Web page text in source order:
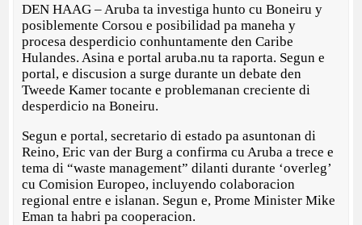
DEN HAAG – Aruba ta investiga hunto cu Boneiru y
posiblemente Corsou e posibilidad pa maneha y
procesa desperdicio conhuntamente den Caribe
Hulandes. Asina e portal aruba.nu ta raporta. Segun e
portal, e discusion a surge durante un debate den
Tweede Kamer tocante e problemanan creciente di
desperdicio na Boneiru.
Segun e portal, secretario di estado pa asuntonan di
Reino, Eric van der Burg a confirma cu Aruba a trece e
tema di “waste management” dilanti durante ‘overleg’
cu Comision Europeo, incluyendo colaboracion
regional entre e islanan. Segun e, Prome Minister Mike
Eman ta habri pa cooperacion.